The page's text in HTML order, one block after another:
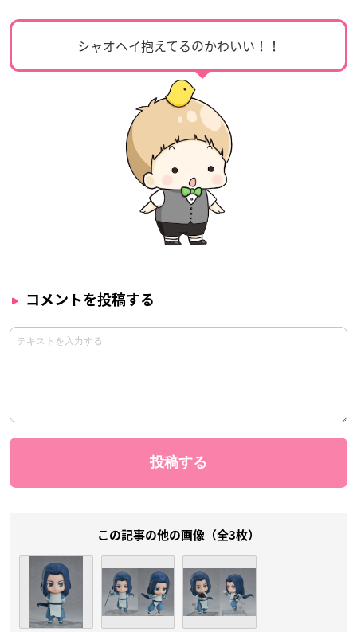
シャオヘイ抱えてるのかわいい！！
コメントを投稿する
この記事の他の画像（全3枚）